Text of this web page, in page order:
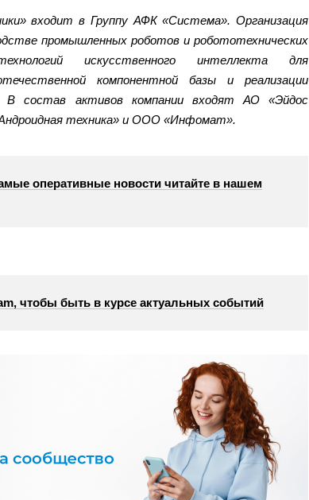
входит в Группу АФК «Система». Организация
промышленных роботов и робототехнических
искусственного интеллекта для
компонентной базы и реализации
В состав активов компании входят АО «Эйдос
техника» и ООО «Инфомат».
оперативные новости читайте в нашем
чтобы быть в курсе актуальных событий